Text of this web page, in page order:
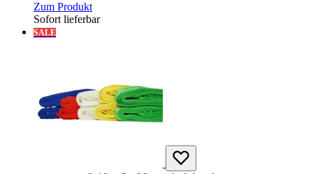
Zum Produkt
Sofort lieferbar
SALE